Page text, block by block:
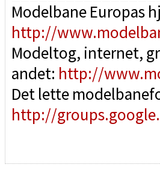
Modelbane Europas
http://
Modeltog, internet,
andet: http://
Det lette
http://